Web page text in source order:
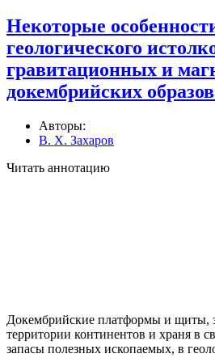
Некоторые
геологического
гравитационных и
докембрийских
Авторы:
В. Х. Захаров
Читать аннотацию
Докембрийские платформы и щиты,
тер­ритории континентов и храня в
запасы полезных ископаемых, в